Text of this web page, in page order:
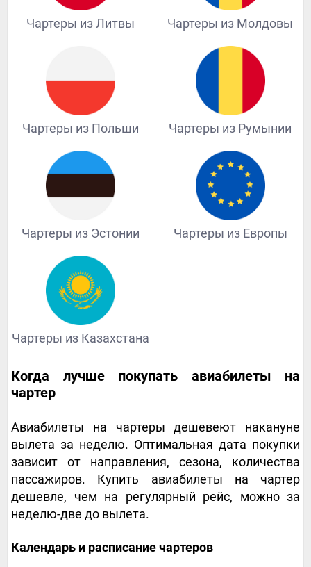
Чартеры из Литвы Чартеры из Молдовы
Чартеры из Польши Чартеры из Румынии
Чартеры из Эстонии Чартеры из Европы
Чартеры из Казахстана
Когда лучше покупать авиабилеты на
чартер
Авиабилеты на чартеры дешевеют накануне
вылета за неделю. Оптимальная дата покупки
зависит от направления, сезона, количества
пассажиров. Купить авиабилеты на чартер
дешевле, чем на регулярный рейс, можно за
неделю-две до вылета.
Календарь и расписание чартеров